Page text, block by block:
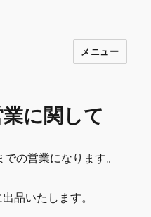
常に彩りを～ フ
瑞江
メニュー
に関して
の営業になります。
品いたします。